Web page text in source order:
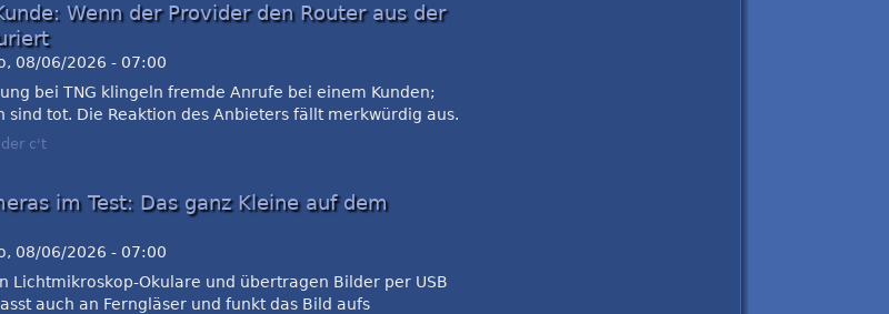
Wenn der Provider den Router aus der
08/06/2026 - 07:00
bei TNG klingeln fremde Anrufe bei einem Kunden;
sind tot. Die Reaktion des Anbieters fällt merkwürdig aus.
c't
im Test: Das ganz Kleine auf dem
08/06/2026 - 07:00
Lichtmikroskop-Okulare und übertragen Bilder per USB
auch an Ferngläser und funkt das Bild aufs